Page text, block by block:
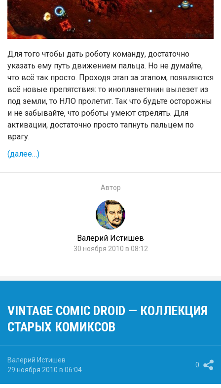
Для того чтобы дать роботу команду, достаточно
указать ему путь движением пальца. Но не думайте,
что всё так просто. Проходя этап за этапом, появляются
всё новые препятствия: то инопланетянин вылезет из
под земли, то НЛО пролетит. Так что будьте осторожны
и не забывайте, что роботы умеют стрелять. Для
активации, достаточно просто тапнуть пальцем по
врагу.
(далее…)
Автор
Валерий Истишев
30 ноября 2010 в 08:12
VINTAGE COMIC DROID — КОЛЛЕКЦИЯ
СТАРЫХ КОМИКСОВ
Валерий Истишев
29 ноября 2010 в 06:04
0